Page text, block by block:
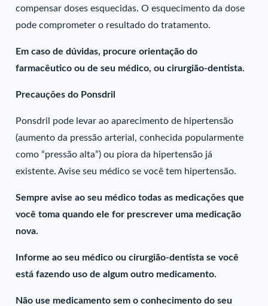
compensar doses esquecidas. O esquecimento da dose
pode comprometer o resultado do tratamento.
Em caso de dúvidas, procure orientação do
farmacêutico ou de seu médico, ou cirurgião-dentista.
Precauções do Ponsdril
Ponsdril pode levar ao aparecimento de hipertensão
(aumento da pressão arterial, conhecida popularmente
como “pressão alta”) ou piora da hipertensão já
existente. Avise seu médico se você tem hipertensão.
Sempre avise ao seu médico todas as medicações que
você toma quando ele for prescrever uma medicação
nova.
Informe ao seu médico ou cirurgião-dentista se você
está fazendo uso de algum outro medicamento.
Não use medicamento sem o conhecimento do seu